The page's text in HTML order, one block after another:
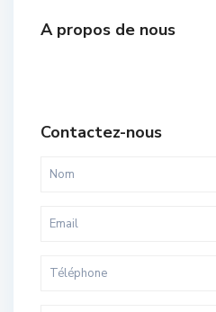
A propos de nous
Contactez-nous